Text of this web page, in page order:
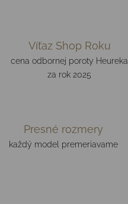
Víťaz Shop Roku
cena odbornej poroty Heureka
za rok 2025
Presné rozmery
každý model premeriavame